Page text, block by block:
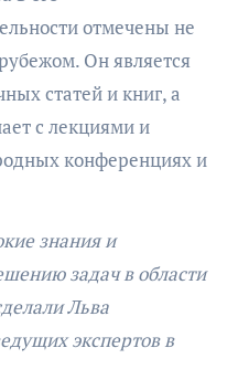
отмечены не
Он является
статей и книг, а
с лекциями и
конференциях и
знания и
задач в области
Льва
экспертов в